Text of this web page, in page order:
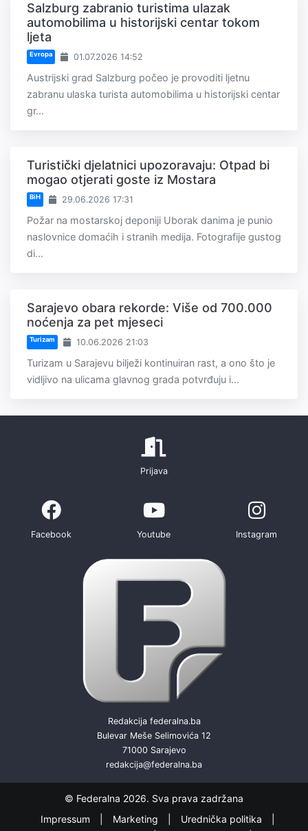
Salzburg zabranio turistima ulazak
automobilima u historijski centar tokom
ljeta
Evropa 01.07.2026 14:52
Austrijski grad Salzburg počeo je provoditi ljetnu
zabranu ulaska turista automobilima u historijski centar
gr...
Turistički djelatnici upozoravaju: Otpad bi
mogao otjerati goste iz Mostara
BiH 29.06.2026 17:31
Požar na mostarskoj deponiji Uborak danima je punio
naslovnice domaćih i stranih medija. Fotografije gustog
di...
Sarajevo obara rekorde: Više od 700.000
noćenja za pet mjeseci
Turizam 10.06.2026 21:03
Turizam u Sarajevu bilježi kontinuiran rast, a ono što je
vidljivo na ulicama glavnog grada potvrđuju i...
Prijava
Facebook Youtube Instagram
Redakcija federalna.ba
Bulevar Meše Selimovića 12
71000 Sarajevo
redakcija@federalna.ba
© Federalna 2026. Sva prava zadržana
Impressum
Marketing
Urednička politika